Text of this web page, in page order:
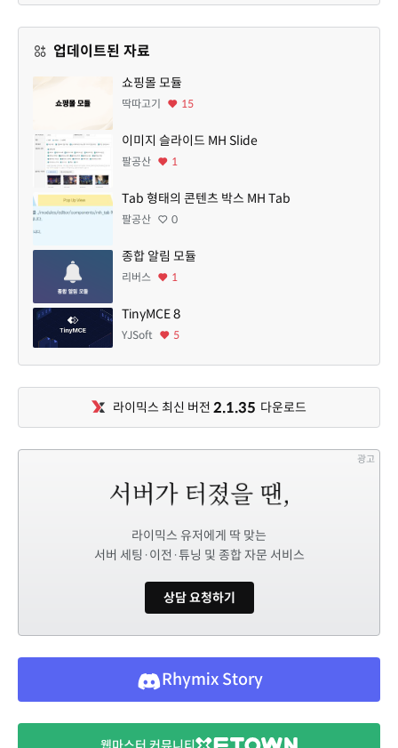
업데이트된 자료
쇼핑몰 모듈
딱따고기 15
이미지 슬라이드 MH Slide
팔공산 1
Tab 형태의 콘텐츠 박스 MH Tab
팔공산 0
종합 알림 모듈
리버스 1
TinyMCE 8
YJSoft 5
라이믹스 최신 버전 2.1.35 다운로드
광고
라이믹스 유저에게 딱 맞는
서버 세팅·이전·튜닝 및 종합 자문 서비스
상담 요청하기
Rhymix Story